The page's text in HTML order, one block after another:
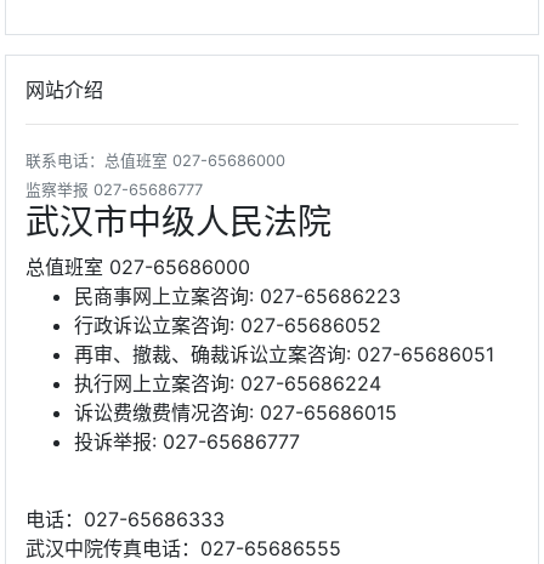
网站介绍
联系电话：总值班室 027-65686000
监察举报 027-65686777
武汉市中级人民法院
总值班室 027-65686000
民商事网上立案咨询: 027-65686223
行政诉讼立案咨询: 027-65686052
再审、撤裁、确裁诉讼立案咨询: 027-65686051
执行网上立案咨询: 027-65686224
诉讼费缴费情况咨询: 027-65686015
投诉举报: 027-65686777
电话：027-65686333
武汉中院传真电话：027-65686555